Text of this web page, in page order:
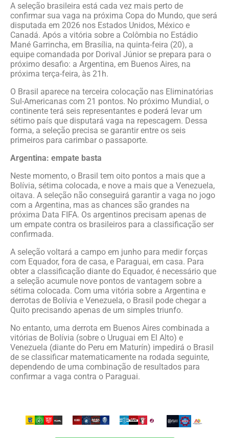
A seleção brasileira está cada vez mais perto de
confirmar sua vaga na próxima Copa do Mundo, que será
disputada em 2026 nos Estados Unidos, México e
Canadá. Após a vitória sobre a Colômbia no Estádio
Mané Garrincha, em Brasília, na quinta-feira (20), a
equipe comandada por Dorival Júnior se prepara para o
próximo desafio: a Argentina, em Buenos Aires, na
próxima terça-feira, às 21h.
O Brasil aparece na terceira colocação nas Eliminatórias
Sul-Americanas com 21 pontos. No próximo Mundial, o
continente terá seis representantes e poderá levar um
sétimo país que disputará vaga na repescagem. Dessa
forma, a seleção precisa se garantir entre os seis
primeiros para carimbar o passaporte.
Argentina: empate basta
Neste momento, o Brasil tem oito pontos a mais que a
Bolívia, sétima colocada, e nove a mais que a Venezuela,
oitava. A seleção não conseguirá garantir a vaga no jogo
com a Argentina, mas as chances são grandes na
próxima Data FIFA. Os argentinos precisam apenas de
um empate contra os brasileiros para a classificação ser
confirmada.
A seleção voltará a campo em junho para medir forças
com Equador, fora de casa, e Paraguai, em casa. Para
obter a classificação diante do Equador, é necessário que
a seleção acumule nove pontos de vantagem sobre a
sétima colocada. Com uma vitória sobre a Argentina e
derrotas de Bolívia e Venezuela, o Brasil pode chegar a
Quito precisando apenas de um simples triunfo.
No entanto, uma derrota em Buenos Aires combinada a
vitórias de Bolívia (sobre o Uruguai em El Alto) e
Venezuela (diante do Peru em Maturín) impedirá o Brasil
de se classificar matematicamente na rodada seguinte,
dependendo de uma combinação de resultados para
confirmar a vaga contra o Paraguai.